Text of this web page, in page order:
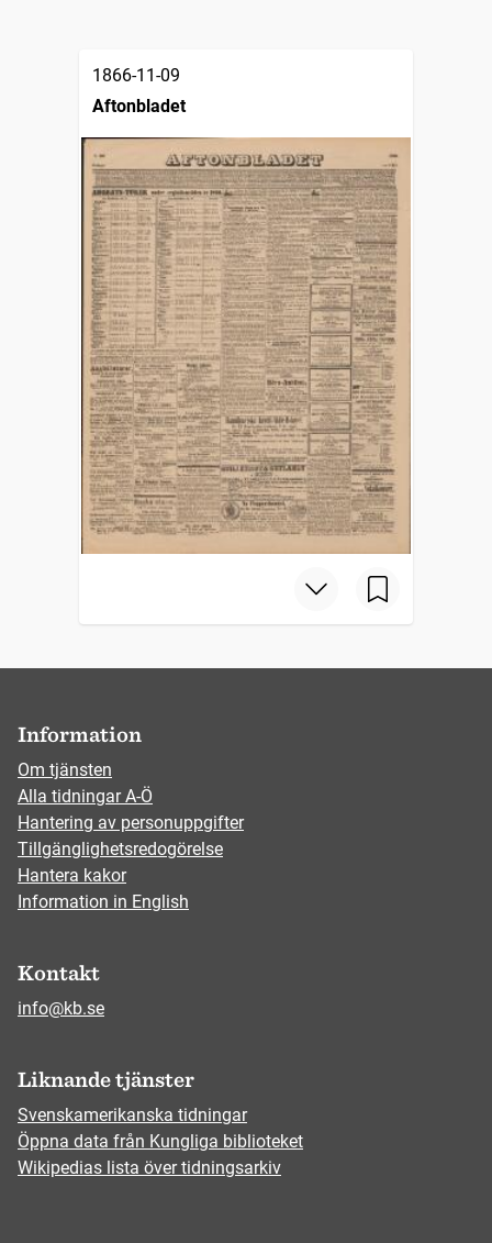
1866-11-09
Aftonbladet
Information
Om tjänsten
Alla tidningar A-Ö
Hantering av personuppgifter
Tillgänglighetsredogörelse
Hantera kakor
Information in English
Kontakt
info@kb.se
Liknande tjänster
Svenskamerikanska tidningar
Öppna data från Kungliga biblioteket
Wikipedias lista över tidningsarkiv